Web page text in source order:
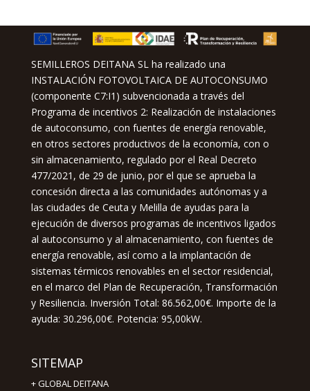
SEMILLEROS DEITANA SL ha realizado una
INSTALACIÓN FOTOVOLTAICA DE AUTOCONSUMO
(componente C7:I1) subvencionada a través del
Programa de incentivos 2: Realización de instalaciones
de autoconsumo, con fuentes de energía renovable,
en otros sectores productivos de la economía, con o
sin almacenamiento, regulado por el Real Decreto
477/2021, de 29 de junio, por el que se aprueba la
concesión directa a las comunidades autónomas y a
las ciudades de Ceuta y Melilla de ayudas para la
ejecución de diversos programas de incentivos ligados
al autoconsumo y al almacenamiento, con fuentes de
energía renovable, así como a la implantación de
sistemas térmicos renovables en el sector residencial,
en el marco del Plan de Recuperación, Transformación
y Resiliencia. Inversión Total: 86.562,00€. Importe de la
ayuda: 30.296,00€. Potencia: 95,00kW.
SITEMAP
+GLOBAL DEITANA